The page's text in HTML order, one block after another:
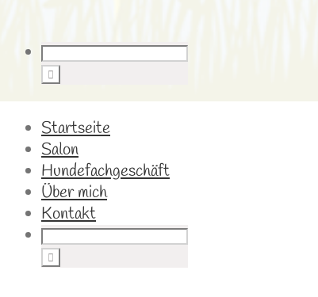
Startseite
Salon
Hundefachgeschäft
Über mich
Kontakt